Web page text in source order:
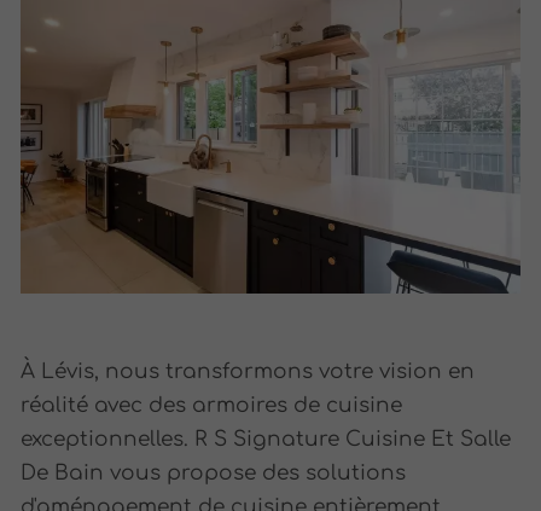
À Lévis, nous transformons votre vision en
réalité avec des armoires de cuisine
exceptionnelles. R S Signature Cuisine Et Salle
De Bain vous propose des solutions